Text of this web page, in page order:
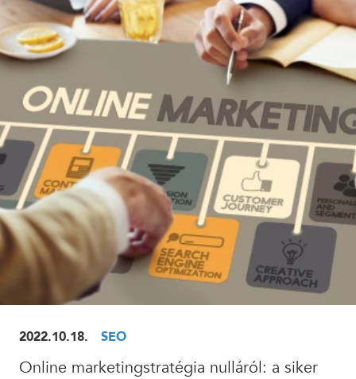
ELOLVASOM
2022.10.18. SEO
Online marketingstratégia nulláról: a siker